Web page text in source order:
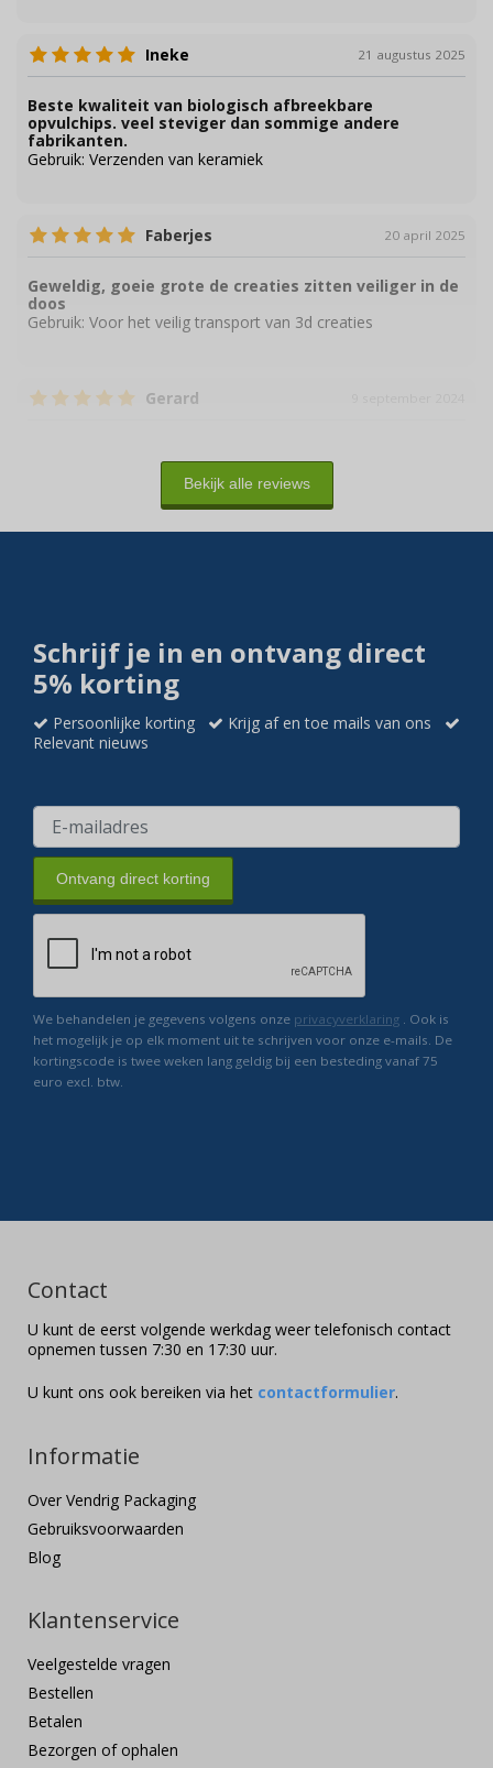
Ineke 21 augustus 2025
Beste kwaliteit van biologisch afbreekbare
opvulchips. veel steviger dan sommige andere
fabrikanten.
Gebruik: Verzenden van keramiek
Faberjes 20 april 2025
Geweldig, goeie grote de creaties zitten veiliger in de
doos
Gebruik: Voor het veilig transport van 3d creaties
Gerard
Inpakken servies
Bekijk alle reviews
Schrijf je in en ontvang direct
5% korting
Persoonlijke korting
Krijg af en toe mails van ons
Relevant nieuws
Ontvang direct korting
We behandelen je gegevens volgens onze privacyverklaring . Ook is
het mogelijk je op elk moment uit te schrijven voor onze e-mails. De
kortingscode is twee weken lang geldig bij een besteding vanaf 75
euro excl. btw.
Contact
U kunt de eerst volgende werkdag weer telefonisch contact
opnemen tussen 7:30 en 17:30 uur.
U kunt ons ook bereiken via het contactformulier.
Informatie
Over Vendrig Packaging
Gebruiksvoorwaarden
Blog
Klantenservice
Veelgestelde vragen
Bestellen
Betalen
Bezorgen of ophalen